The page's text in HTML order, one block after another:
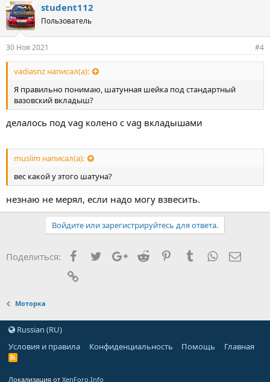
student112
Пользователь
30 Ноя 2021 #4
vadiasnz написал(а):
Я правильно понимаю, шатунная шейка под стандартный
вазовский вкладыш?
делалось под vag колено с vag вкладышами
muslim написал(а):
вес какой у этого шатуна?
незнаю не мерял, если надо могу взвесить.
Войдите или зарегистрируйтесь для ответа.
Поделиться: FacebookTwitterGoogle+
Reddit PinterestTumblrWhatsApp
Моторка
Russian (RU)
Условия и правила
Конфиденциальность Помощь Главная
Локализация от XenForo.Info